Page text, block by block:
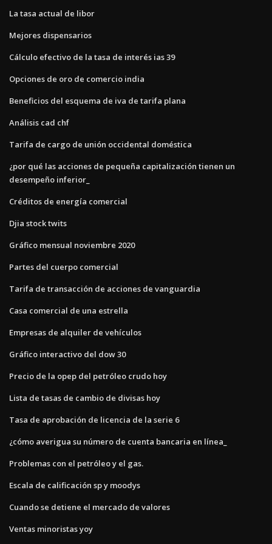
La tasa actual de libor
Mejores dispensarios
Cálculo efectivo de la tasa de interés ias 39
Opciones de oro de comercio india
Beneficios del esquema de iva de tarifa plana
Análisis cad chf
Tarifa de cargo de unión occidental doméstica
¿por qué las acciones de pequeña capitalización tienen un
desempeño inferior_
Créditos de energía comercial
Djia stock twits
Gráfico mensual noviembre 2020
Partes del cuerpo comercial
Tarifa de transacción de acciones de vanguardia
Casa comercial de una estrella
Empresas de alquiler de vehículos
Gráfico interactivo del dow 30
Precio de la opep del petróleo crudo hoy
Lista de tasas de cambio de divisas hoy
Tasa de aprobación de licencia de la serie 6
¿cómo averigua su número de cuenta bancaria en línea_
Problemas con el petróleo y el gas.
Escala de calificación sp y moodys
Cuando se detiene el mercado de valores
Ventas minoristas yoy